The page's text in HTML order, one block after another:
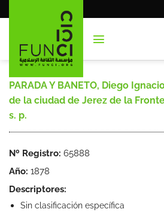
al
PARADA Y BANETO, Diego
de la ciudad de Jerez de la
s. p.
Nº Registro: 65888
Año: 1878
Descriptores:
Sin clasificación específica